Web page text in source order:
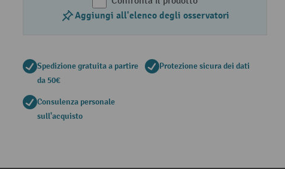
Aggiungi all'elenco degli osservatori
Spedizione gratuita a partire
da 50€
Protezione sicura dei dati
Consulenza personale
sull'acquisto